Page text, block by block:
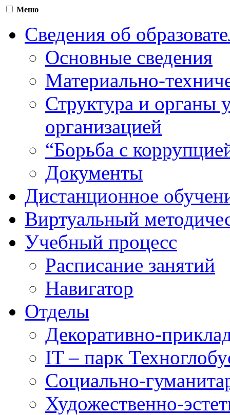
Меню
Сведения об
Основные сведения
Материально-
Структура и органы
организацией
“Борьба с
Документы
Дистанционное
Виртуальный
Учебный процесс
Расписание занятий
Навигатор
Отделы
Декоративно-
IT – парк
Социально-
Художественно-